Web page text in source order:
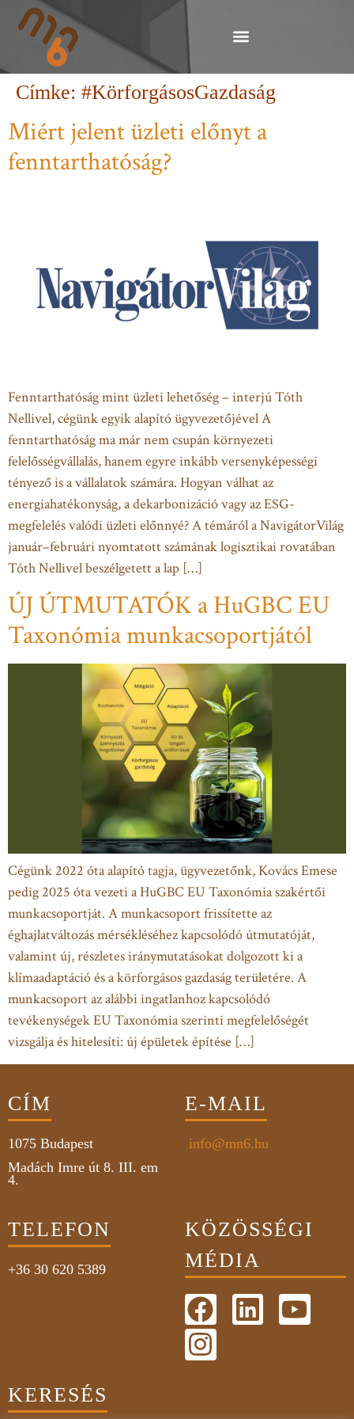
Címke: #KörforgásosGazdaság
Miért jelent üzleti előnyt a
fenntarthatóság?
Fenntarthatóság mint üzleti lehetőség – interjú Tóth
Nellivel, cégünk egyik alapító ügyvezetőjével A
fenntarthatóság ma már nem csupán környezeti
felelősségvállalás, hanem egyre inkább versenyképességi
tényező is a vállalatok számára. Hogyan válhat az
energiahatékonyság, a dekarbonizáció vagy az ESG-
megfelelés valódi üzleti előnnyé? A témáról a NavigátorVilág
január–februári nyomtatott számának logisztikai rovatában
Tóth Nellivel beszélgetett a lap […]
ÚJ ÚTMUTATÓK a HuGBC EU
Taxonómia munkacsoportjától
Cégünk 2022 óta alapító tagja, ügyvezetőnk, Kovács Emese
pedig 2025 óta vezeti a HuGBC EU Taxonómia szakértői
munkacsoportját. A munkacsoport frissítette az
éghajlatváltozás mérsékléséhez kapcsolódó útmutatóját,
valamint új, részletes iránymutatásokat dolgozott ki a
klímaadaptáció és a körforgásos gazdaság területére. A
munkacsoport az alábbi ingatlanhoz kapcsolódó
tevékenységek EU Taxonómia szerinti megfelelőségét
vizsgálja és hitelesíti: új épületek építése […]
CÍM
1075 Budapest
Madách Imre út 8. III. em
4.
E-MAIL
info@mn6.hu
TELEFON
+36 30 620 5389
KÖZÖSSÉGI
MÉDIA
KERESÉS